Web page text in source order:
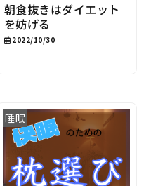
朝食抜きはダイエット
を妨げる
2022/10/30
睡眠